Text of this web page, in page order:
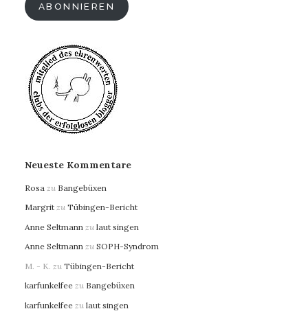
ABONNIEREN
Neueste Kommentare
Rosa zu Bangebüxen
Margrit zu Tübingen-Bericht
Anne Seltmann zu laut singen
Anne Seltmann zu SOPH-Syndrom
M. - K. zu Tübingen-Bericht
karfunkelfee zu Bangebüxen
karfunkelfee zu laut singen